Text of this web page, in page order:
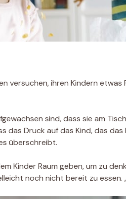
versuchen, ihren Kindern etwas
sind, dass sie am
das Druck auf das Kind, das
überschreibt.
Kinder Raum geben, um zu
noch nicht bereit zu essen.